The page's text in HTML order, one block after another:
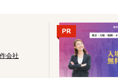
会社